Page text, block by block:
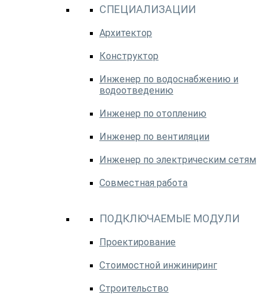
СПЕЦИАЛИЗАЦИИ
Архитектор
Конструктор
Инженер по водоснабжению и
водоотведению
Инженер по отоплению
Инженер по вентиляции
Инженер по электрическим сетям
Совместная работа
ПОДКЛЮЧАЕМЫЕ МОДУЛИ
Проектирование
Стоимостной инжиниринг
Строительство